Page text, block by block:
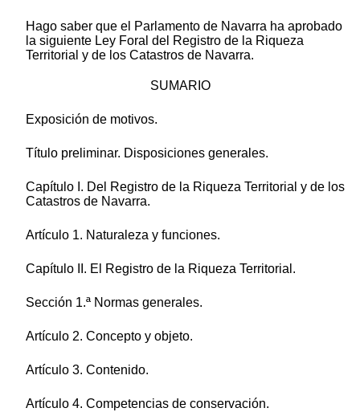
Hago saber que el Parlamento de Navarra ha aprobado
la siguiente Ley Foral del Registro de la Riqueza
Territorial y de los Catastros de Navarra.
SUMARIO
Exposición de motivos.
Título preliminar. Disposiciones generales.
Capítulo I. Del Registro de la Riqueza Territorial y de los
Catastros de Navarra.
Artículo 1. Naturaleza y funciones.
Capítulo II. El Registro de la Riqueza Territorial.
Sección 1.ª Normas generales.
Artículo 2. Concepto y objeto.
Artículo 3. Contenido.
Artículo 4. Competencias de conservación.